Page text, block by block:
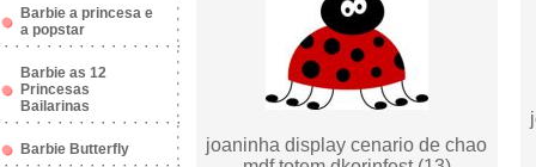
Barbie a princesa e
a popstar
Barbie as 12
Princesas
Bailarinas
Barbie Butterfly
joaninha display cenario de chao